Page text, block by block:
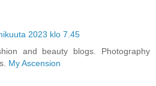
2023 klo 7.45
and beauty blogs. Photography
My Ascension